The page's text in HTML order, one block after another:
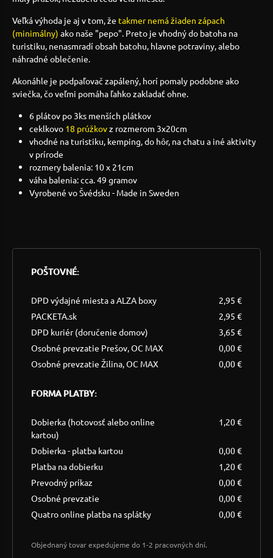
Veľká výhoda je aj v tom, že takmer nemá žiaden zápach
(minimálny) ako naše "pepo". Preto je vhodný do batoha na
turistiku, nenasmradí obsah batohu, hlavne potraviny, alebo
náhradné oblečenie.
Akonáhle je podpaľovač zapálený, horí pomaly podobne ako
sviečka, čo veľmi pomáha ľahko zakladať ohne.
6 plátov po 3ks menších plátkov
ceklkovo 18 prúžkovz rozmerom 3x20cm
vhodné na turistiku, kemping, do hôr, na chatu a iné aktivity
v prírode
rozmery balenia: 10 x 21cm
váha balenia: cca. 49 gramov
Vyrobené vo Švédsku - Made in Sweden
POŠTOVNÉ:
DPD výdajné miesta a ALZA boxy
2,95 €
PACKETA.sk
2,95 €
DPD kuriér (doručenie domov)
3,65 €
Osobné prevzatie Prešov, OC MAX
0,00 €
Osobné prevzatie Žilina, OC MAX
0,00 €
FORMA PLATBY:
Dobierka (hotovosť alebo online
kartou)
1,20 €
Dobierka - platba kartou
0,00 €
Platba na dobierku
1,20 €
Prevodný príkaz
0,00 €
Osobné prevzatie
0,00 €
Quatro online platba na splátky
0,00 €
Objednaný tovar expedujeme do 1-2 pracovných dní.